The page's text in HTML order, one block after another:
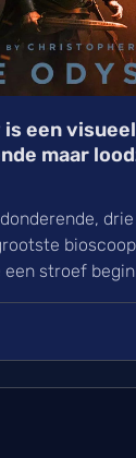
een visueel
maar
een stroef
epos